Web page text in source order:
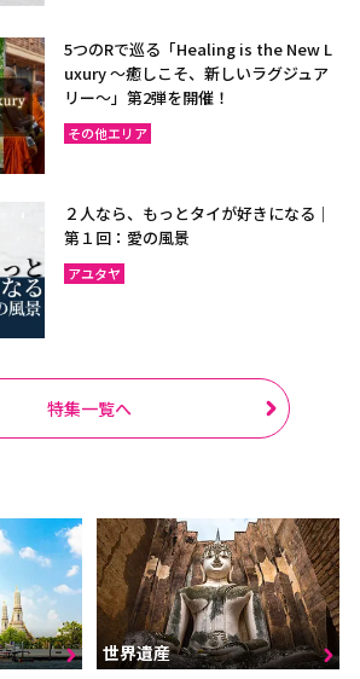
5つのRで巡る「Healing is the New L
uxury ～癒しこそ、新しいラグジュア
リー〜」第2弾を開催！
その他エリア
２人なら、もっとタイが好きになる｜
第１回：愛の風景
アユタヤ
特集一覧へ
世界遺産